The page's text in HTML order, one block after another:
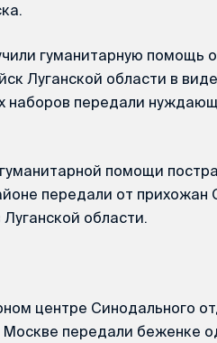
гуманитарную помощь
Луганской области в
наборов передали
помощи
передали от прихожан
области.
центре Синодального
Москве передали беженке